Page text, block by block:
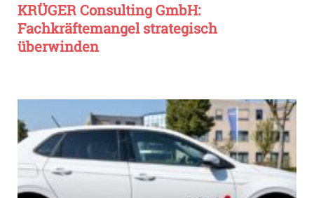
KRÜGER Consulting GmbH:
Fachkräftemangel strategisch
überwinden